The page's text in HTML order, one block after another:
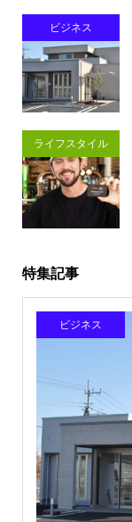
ビジネス
ライフスタイル
特集記事
ビジネス